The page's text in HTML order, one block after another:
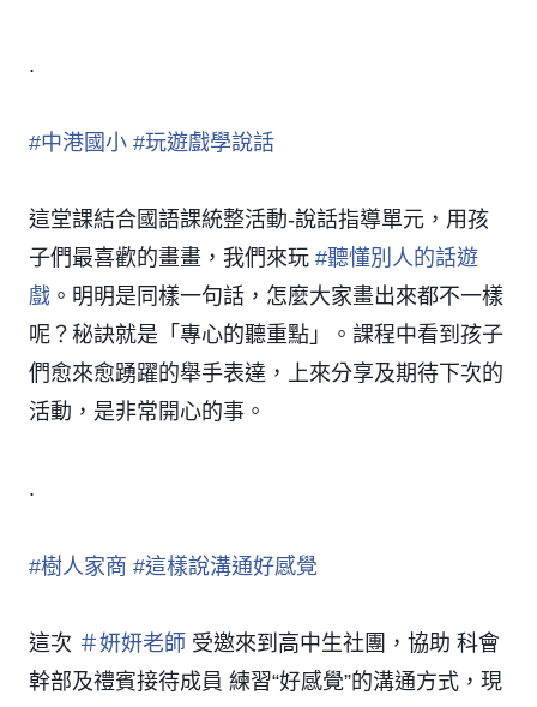
.
#中港國小 #玩遊戲學說話
這堂課結合國語課統整活動-說話指導單元，用孩
子們最喜歡的畫畫，我們來玩 #聽懂別人的話遊
戲 。明明是同樣一句話，怎麼大家畫出來都不一樣
呢？秘訣就是「專心的聽重點」。課程中看到孩子
們愈來愈踴躍的舉手表達，上來分享及期待下次的
活動，是非常開心的事。
.
#樹人家商 #這樣說溝通好感覺
這次 ＃妍妍老師 受邀來到高中生社團，協助 科會
幹部及禮賓接待成員 練習“好感覺”的溝通方式，現